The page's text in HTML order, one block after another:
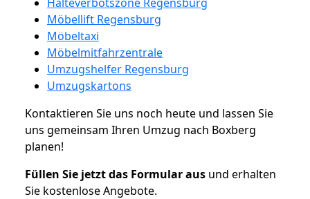
Möbellift Regensburg
Möbeltaxi
Möbelmitfahrzentrale
Umzugshelfer Regensburg
Umzugskartons
Kontaktieren Sie uns noch heute und lassen Sie
uns gemeinsam Ihren Umzug nach Boxberg
planen!
Füllen Sie jetzt das Formular aus und erhalten
Sie kostenlose Angebote.